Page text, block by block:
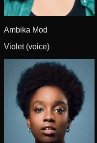
Ambika Mod
Violet (voice)